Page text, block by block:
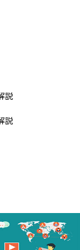
説
説